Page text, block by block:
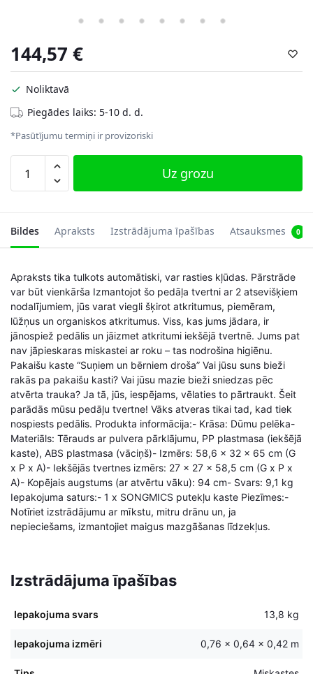
144,57 €
Noliktavā
Piegādes laiks: 5-10 d. d.
*Pasūtījumu termiņi ir provizoriski
x
30
pelēka
daudzums
Uz grozu
Bildes Apraksts Izstrādājuma īpašības Atsauksmes 0
Apraksts tika tulkots automātiski, var rasties kļūdas. Pārstrāde
var būt vienkārša Izmantojot šo pedāļa tvertni ar 2 atsevišķiem
nodalījumiem, jūs varat viegli šķirot atkritumus, piemēram,
lūžņus un organiskos atkritumus. Viss, kas jums jādara, ir
jānospiež pedālis un jāizmet atkritumi iekšējā tvertnē. Jums pat
nav jāpieskaras miskastei ar roku – tas nodrošina higiēnu.
Pakaišu kaste “Suņiem un bērniem droša” Vai jūsu suns bieži
rakās pa pakaišu kasti? Vai jūsu mazie bieži sniedzas pēc
atvērta trauka? Ja tā, jūs, iespējams, vēlaties to pārtraukt. Šeit
parādās mūsu pedāļu tvertne! Vāks atveras tikai tad, kad tiek
nospiests pedālis. Produkta informācija:- Krāsa: Dūmu pelēka-
Materiāls: Tērauds ar pulvera pārklājumu, PP plastmasa (iekšējā
kaste), ABS plastmasa (vāciņš)- Izmērs: 58,6 x 32 x 65 cm (G
x P x A)- Iekšējās tvertnes izmērs: 27 x 27 x 58,5 cm (G x P x
A)- Kopējais augstums (ar atvērtu vāku): 94 cm- Svars: 9,1 kg
Iepakojuma saturs:- 1 x SONGMICS putekļu kaste Piezīmes:-
Notīriet izstrādājumu ar mīkstu, mitru drānu un, ja
nepieciešams, izmantojiet maigus mazgāšanas līdzekļus.
Izstrādājuma īpašības
Iepakojuma svars 13,8 kg
Iepakojuma izmēri 0,76 × 0,64 × 0,42 m